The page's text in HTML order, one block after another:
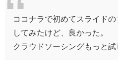
ココナラで初めてスライド
してみたけど、良かった。
クラウドソーシングもっと試